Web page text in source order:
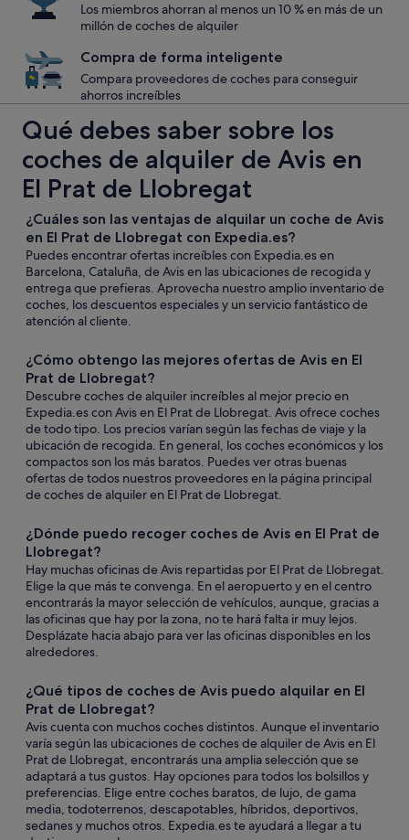
Los miembros ahorran al menos un 10 % en más de un
millón de coches de alquiler
Compra de forma inteligente
Compara proveedores de coches para conseguir
ahorros increíbles
Qué debes saber sobre los
coches de alquiler de Avis en
El Prat de Llobregat
¿Cuáles son las ventajas de alquilar un coche de Avis
en El Prat de Llobregat con Expedia.es?
Puedes encontrar ofertas increíbles con Expedia.es en
Barcelona, Cataluña, de Avis en las ubicaciones de recogida y
entrega que prefieras. Aprovecha nuestro amplio inventario de
coches, los descuentos especiales y un servicio fantástico de
atención al cliente.
¿Cómo obtengo las mejores ofertas de Avis en El
Prat de Llobregat?
Descubre coches de alquiler increíbles al mejor precio en
Expedia.es con Avis en El Prat de Llobregat. Avis ofrece coches
de todo tipo. Los precios varían según las fechas de viaje y la
ubicación de recogida. En general, los coches económicos y los
compactos son los más baratos. Puedes ver otras buenas
ofertas de todos nuestros proveedores en la página principal
de coches de alquiler en El Prat de Llobregat.
¿Dónde puedo recoger coches de Avis en El Prat de
Llobregat?
Hay muchas oficinas de Avis repartidas por El Prat de Llobregat.
Elige la que más te convenga. En el aeropuerto y en el centro
encontrarás la mayor selección de vehículos, aunque, gracias a
las oficinas que hay por la zona, no te hará falta ir muy lejos.
Desplázate hacia abajo para ver las oficinas disponibles en los
alrededores.
¿Qué tipos de coches de Avis puedo alquilar en El
Prat de Llobregat?
Avis cuenta con muchos coches distintos. Aunque el inventario
varía según las ubicaciones de coches de alquiler de Avis en El
Prat de Llobregat, encontrarás una amplia selección que se
adaptará a tus gustos. Hay opciones para todos los bolsillos y
preferencias. Elige entre coches baratos, de lujo, de gama
media, todoterrenos, descapotables, híbridos, deportivos,
sedanes y muchos otros. Expedia.es te ayudará a llegar a tu